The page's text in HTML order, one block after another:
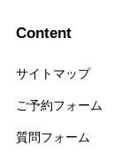
Content
サイトマップ
ご予約フォーム
質問フォーム